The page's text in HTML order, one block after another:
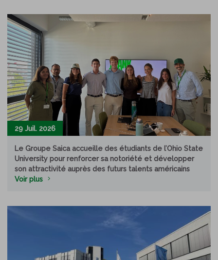
29 Juil. 2026
Le Groupe Saica accueille des étudiants de l’Ohio State
University pour renforcer sa notoriété et développer
son attractivité auprès des futurs talents américains
Voir plus